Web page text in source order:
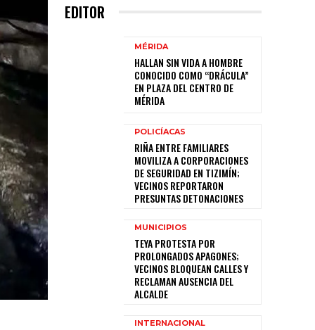
EDITOR
MÉRIDA
HALLAN SIN VIDA A HOMBRE
CONOCIDO COMO “DRÁCULA”
EN PLAZA DEL CENTRO DE
MÉRIDA
POLICÍACAS
RIÑA ENTRE FAMILIARES
MOVILIZA A CORPORACIONES
DE SEGURIDAD EN TIZIMÍN;
VECINOS REPORTARON
PRESUNTAS DETONACIONES
MUNICIPIOS
TEYA PROTESTA POR
PROLONGADOS APAGONES;
VECINOS BLOQUEAN CALLES Y
RECLAMAN AUSENCIA DEL
ALCALDE
INTERNACIONAL